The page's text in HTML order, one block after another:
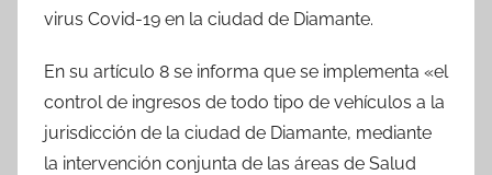
virus Covid-19 en la ciudad de Diamante.
En su artículo 8 se informa que se implementa «el
control de ingresos de todo tipo de vehículos a la
jurisdicción de la ciudad de Diamante, mediante
la intervención conjunta de las áreas de Salud